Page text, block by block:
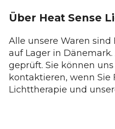
Über Heat Sense
Alle unsere Waren
auf Lager in
geprüft. Sie können
kontaktieren, wenn Sie
Lichttherapie und